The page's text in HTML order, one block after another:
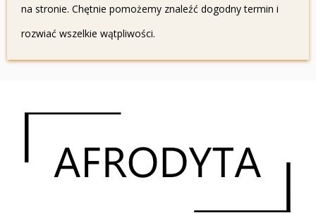
na stronie. Chętnie pomożemy znaleźć dogodny termin i
rozwiać wszelkie wątpliwości.